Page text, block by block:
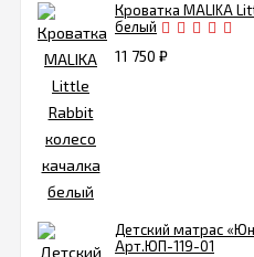
Кроватка MALIKA
белый
11 750 ₽
Детский матрас
Арт.ЮП-119-01